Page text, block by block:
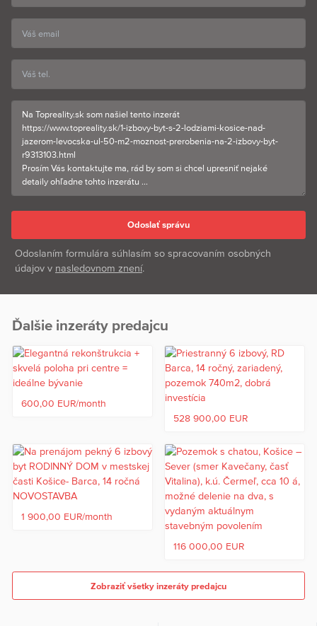
Odoslaním formulára súhlasím so spracovaním osobných
údajov v nasledovnom znení.
Ďalšie inzeráty predajcu
600,00 EUR/month
528 900,00 EUR
1 900,00 EUR/month
116 000,00 EUR
Zobraziť všetky inzeráty predajcu